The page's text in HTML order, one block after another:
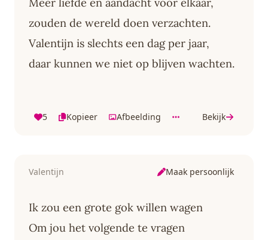
zouden de wereld doen verzachten.
Valentijn is slechts een dag per jaar,
daar kunnen we niet op blijven wachten.
5 Kopieer Afbeelding Bekijk
Valentijn Maak persoonlijk
Ik zou een grote gok willen wagen
Om jou het volgende te vragen